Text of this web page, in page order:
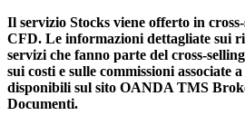
Il servizio Stocks viene offerto in
CFD. Le informazioni dettagliate sui
servizi che fanno parte del cross-
sui costi e sulle commissioni associate
disponibili sul sito OANDA TMS
Documenti.